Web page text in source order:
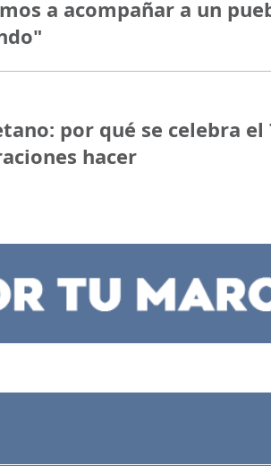
a acompañar a un
por qué se celebra el
hacer